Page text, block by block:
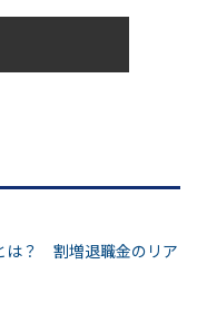
は？ 割増退職金のリア